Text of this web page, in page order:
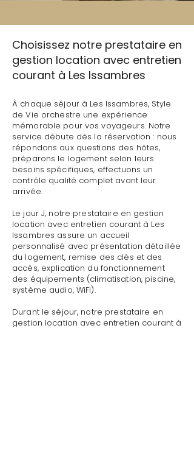
Choisissez notre prestataire en
gestion location avec entretien
courant à Les Issambres
À chaque séjour à Les Issambres, Style
de Vie orchestre une expérience
mémorable pour vos voyageurs. Notre
service débute dès la réservation : nous
répondons aux questions des hôtes,
préparons le logement selon leurs
besoins spécifiques, effectuons un
contrôle qualité complet avant leur
arrivée.
Le jour J, notre prestataire en gestion
location avec entretien courant à Les
Issambres assure un accueil
personnalisé avec présentation détaillée
du logement, remise des clés et des
accès, explication du fonctionnement
des équipements (climatisation, piscine,
système audio, WiFi).
Durant le séjour, notre prestataire en
gestion location avec entretien courant à